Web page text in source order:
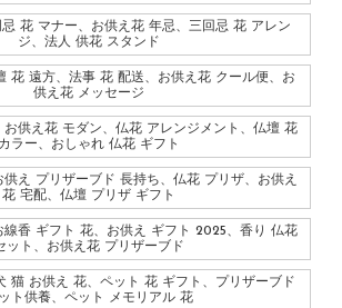
花 マナー、お供え花 年忌、三回忌 花 アレン
ジ、法人 供花 スタンド
花 遠方、法事 花 配送、お供え花 クール便、お
供え花 メッセージ
お供え花 モダン、仏花 アレンジメント、仏壇 花
カラー、おしゃれ 仏花 ギフト
え プリザーブド 長持ち、仏花 プリザ、お供え
花 宅配、仏壇 プリザ ギフト
線香 ギフト 花、お供え ギフト 2025、香り 仏花
ット、お供え花 プリザーブド
猫 お供え 花、ペット 花 ギフト、プリザーブド
ト供養、ペット メモリアル 花